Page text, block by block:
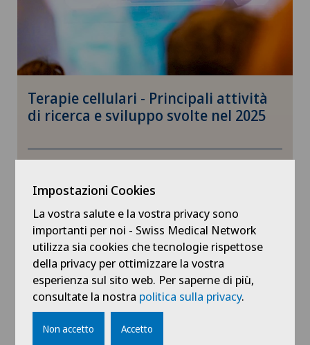
Terapie cellulari - Principali attività
di ricerca e sviluppo svolte nel 2025
Impostazioni Cookies
La vostra salute e la vostra privacy sono
importanti per noi - Swiss Medical Network
utilizza sia cookies che tecnologie rispettose
della privacy per ottimizzare la vostra
esperienza sul sito web. Per saperne di più,
consultate la nostra politica sulla privacy.
Non accetto Accetto